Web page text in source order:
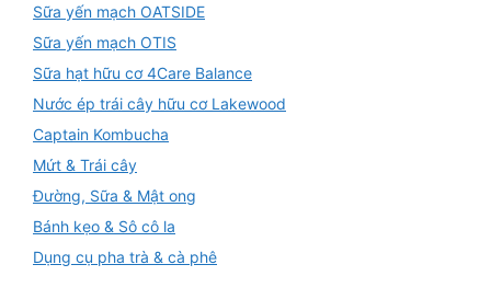
Sữa yến mạch OATSIDE
Sữa yến mạch OTIS
Sữa hạt hữu cơ 4Care Balance
Nước ép trái cây hữu cơ Lakewood
Captain Kombucha
Mứt & Trái cây
Đường, Sữa & Mật ong
Bánh kẹo & Sô cô la
Dụng cụ pha trà & cà phê